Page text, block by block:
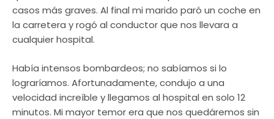
casos más graves. Al final mi marido paró un coche en
la carretera y rogó al conductor que nos llevara a
cualquier hospital.
Había intensos bombardeos; no sabíamos si lo
lograríamos. Afortunadamente, condujo a una
velocidad increíble y llegamos al hospital en solo 12
minutos. Mi mayor temor era que nos quedáremos sin